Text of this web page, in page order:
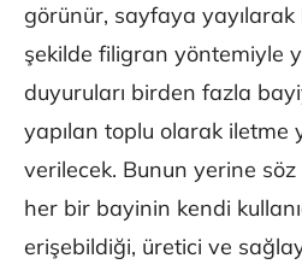
görünür, sayfaya
şekilde filigran yöntemiyle
duyuruları birden fazla
yapılan toplu olarak iletme
verilecek. Bunun yerine
her bir bayinin kendi
erişebildiği, üretici ve